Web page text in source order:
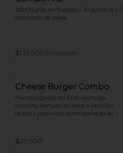
100 Chunks en 5 salsas + 10 quesitos + 3
porciones de papa
$135.900$140.900
Cheese Burger Combo
Hamburguesa de 100% pechuga
crunchy bañado en salsa a elección,
queso y pepinillos, acompañado de
$29.900